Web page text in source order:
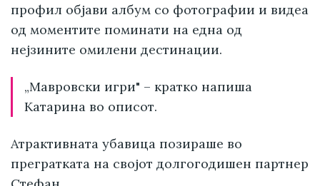
профил објави албум со фотографии и видеа
од моментите поминати на една од
нејзините омилени дестинации.
„Мавровски игри" – кратко напиша
Катарина во описот.
Атрактивната убавица позираше во
прегратката на својот долгогодишен партнер